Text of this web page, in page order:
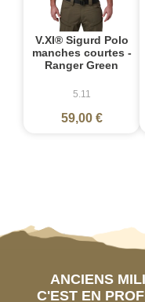
V.XI® Sigurd Polo
manches courtes -
Ranger Green
5.11
59,00 €
ANCIENS
C'EST EN